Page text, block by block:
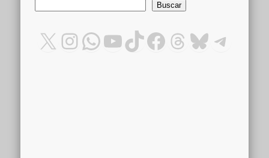
Buscar
X Instagram
WhatsApp
YouTube
TikTok
Facebook
Threads
Bluesky